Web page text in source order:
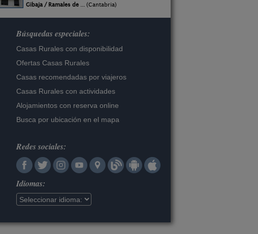
Gibaja / Ramales de ... (Cantabria)
Búsquedas especiales:
Casas Rurales con disponibilidad
Ofertas Casas Rurales
Casas recomendadas por viajeros
Casas Rurales con actividades
Alojamientos con reserva online
Busca por ubicación en el mapa
Redes sociales:
Idiomas: